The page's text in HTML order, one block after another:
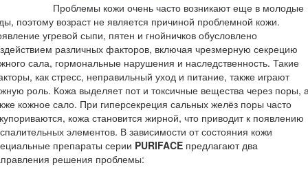
кожи очень часто возникают еще в молодые
поэтому возраст не является причиной проблемной кожи.
угревой сыпи, пятен и гнойничков обусловлено
различных факторов, включая чрезмерную секрецию
сала, гормональные нарушения и наследственность. Такие
как стресс, неправильный уход и питание, также играют
роль. Кожа выделяет пот и токсичные вещества через поры,
кожное сало. При гиперсекреция сальных желёз поры часто
кожа становится жирной, что приводит к появлению
элементов. В зависимости от состояния кожи
препараты серии PURIFACE предлагают два
решения проблемы: